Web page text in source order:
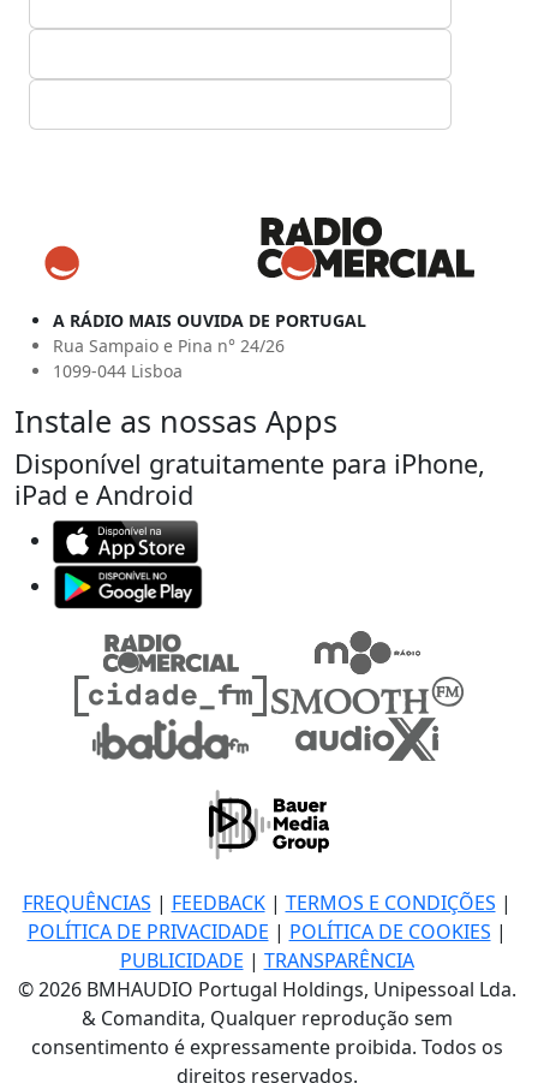
A RÁDIO MAIS OUVIDA DE PORTUGAL
Rua Sampaio e Pina n° 24/26
1099-044 Lisboa
Instale as nossas Apps
Disponível gratuitamente para iPhone,
iPad e Android
FREQUÊNCIAS | FEEDBACK| TERMOS E CONDIÇÕES |
POLÍTICA DE PRIVACIDADE | POLÍTICA DE COOKIES |
PUBLICIDADE | TRANSPARÊNCIA
© 2026 BMHAUDIO Portugal Holdings, Unipessoal Lda.
& Comandita, Qualquer reprodução sem
consentimento é expressamente proibida. Todos os
direitos reservados.